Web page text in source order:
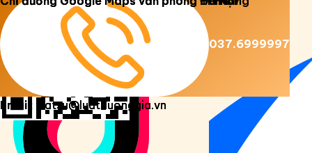
Copyright 2026 © Luật Dương Gia